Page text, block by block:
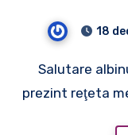
18
Salutare albinuţele mele. Astăzi doresc să vă
prezint reţeta